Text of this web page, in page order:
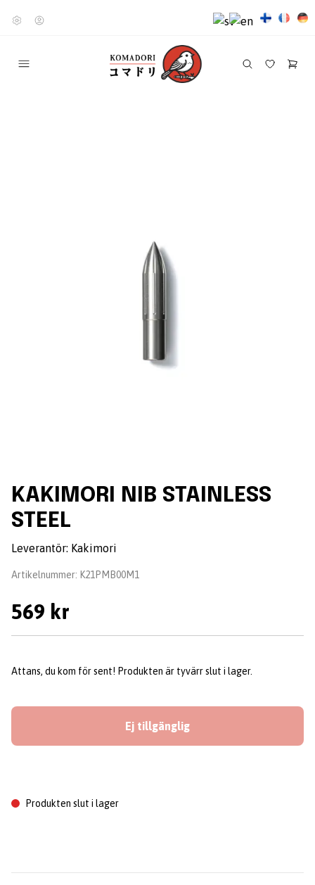
KAKIMORI NIB STAINLESS
STEEL
Leverantör: Kakimori
Artikelnummer: K21PMB00M1
569 kr
Attans, du kom för sent! Produkten är tyvärr slut i lager.
Ej tillgänglig
Produkten slut i lager